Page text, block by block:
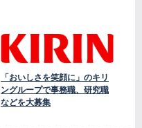
「おいしさを笑顔に」のキリ
ングループで事務職、研究職
などを大募集